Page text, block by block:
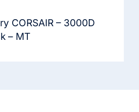
CORSAIR – 3000D
– MT